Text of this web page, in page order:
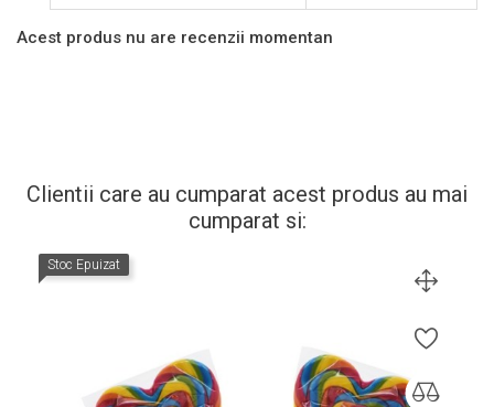
Acest produs nu are recenzii momentan
Clientii care au cumparat acest produs au mai
cumparat si:
Stoc Epuizat